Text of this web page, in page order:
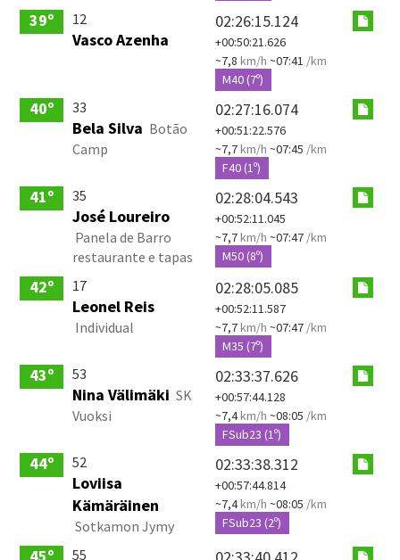
39º 12
Vasco Azenha
02:26:15.124
+00:50:21.626
~7,8 km/h ~07:41 /km
M40 (7º)
40º 33
Bela Silva Botão
Camp
02:27:16.074
+00:51:22.576
~7,7km/h ~07:45 /km
F40 (1º)
41º 35
José Loureiro
Panela de Barro
restaurante e tapas
02:28:04.543
+00:52:11.045
~7,7km/h ~07:47 /km
M50 (8º)
42º 17
Leonel Reis
Individual
02:28:05.085
+00:52:11.587
~7,7km/h ~07:47 /km
M35 (7º)
43º 53
Nina Välimäki SK
Vuoksi
02:33:37.626
+00:57:44.128
~7,4km/h ~08:05 /km
FSub23 (1º)
44º 52
Loviisa
Kämäräinen
Sotkamon Jymy
02:33:38.312
+00:57:44.814
~7,4km/h ~08:05 /km
FSub23 (2º)
55